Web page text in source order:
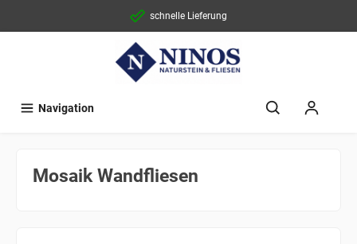
schnelle Lieferung
Navigation
Mosaik Wandfliesen